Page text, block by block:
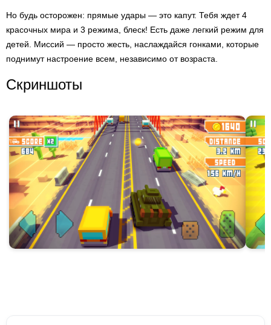
Но будь осторожен: прямые удары — это капут. Тебя ждет 4
красочных мира и 3 режима, блеск! Есть даже легкий режим для
детей. Миссий — просто жесть, наслаждайся гонками, которые
поднимут настроение всем, независимо от возраста.
Скриншоты